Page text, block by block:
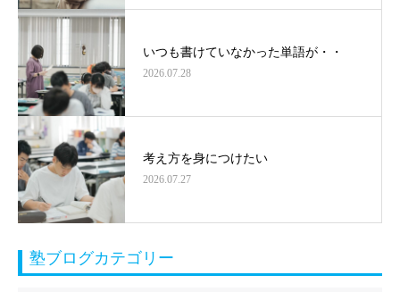
いつも書けていなかった単語が・・
2026.07.28
考え方を身につけたい
2026.07.27
塾ブログカテゴリー